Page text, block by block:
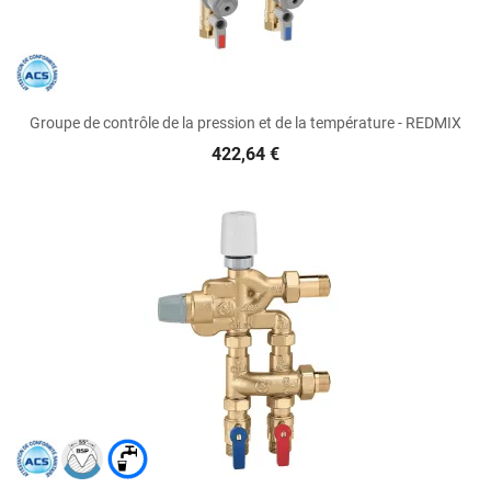
Groupe de contrôle de la pression et de la température - REDMIX
422,64 €